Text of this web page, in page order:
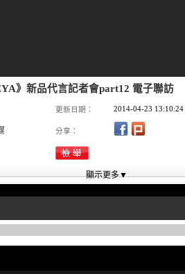
》新品代言記者會part12 電子聯訪
更新日期： 2014-04-23 13:10:24
分享：